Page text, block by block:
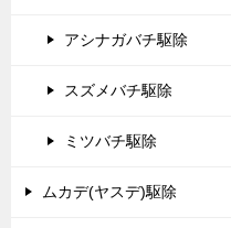
アシナガバチ駆除
スズメバチ駆除
ミツバチ駆除
ムカデ(ヤスデ)駆除